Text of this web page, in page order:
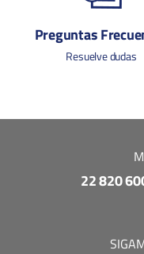
Preguntas
Resuelve dudas
22 820